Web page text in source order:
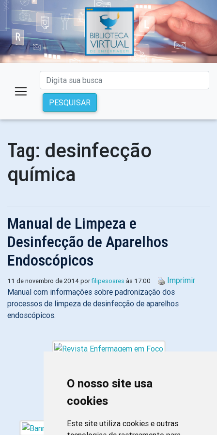
O nosso site usa
cookies
Este site utiliza cookies e outras
PESQUISAR
Tag: desinfecção
química
Manual de Limpeza e
Desinfecção de Aparelhos
Endoscópicos
11 de novembro de 2014 porfilipesoares às 17:00
Imprimir
Manual com informações sobre padronização dos
processos de limpeza de desinfecção de aparelhos
endoscópicos.